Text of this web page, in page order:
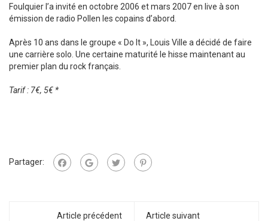
Foulquier l’a invité en octobre 2006 et mars 2007 en live à son
émission de radio Pollen les copains d’abord.
Après 10 ans dans le groupe « Do It », Louis Ville a décidé de faire
une carrière solo. Une certaine maturité le hisse maintenant au
premier plan du rock français.
Tarif : 7€, 5€ *
Partager:
Article précédent Article suivant